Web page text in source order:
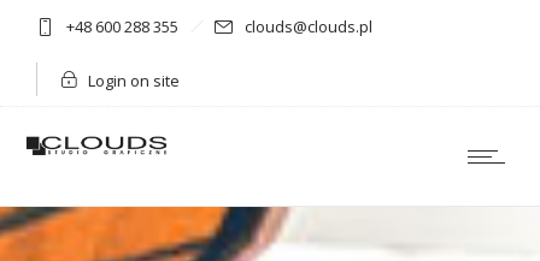
+48 600 288 355 clouds@clouds.pl
Login on site